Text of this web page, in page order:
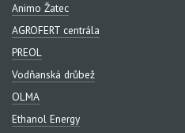
Animo Žatec
AGROFERT centrála
PREOL
Vodňanská drůbež
OLMA
Ethanol Energy